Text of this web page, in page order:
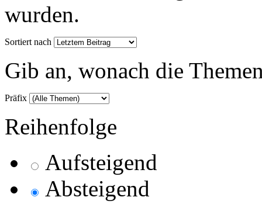
wurden.
Sortiert nach
Gib an, wonach die
Präfix
Reihenfolge
Aufsteigend
Absteigend